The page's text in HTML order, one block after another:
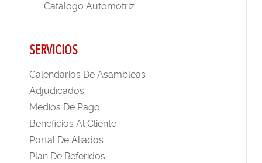
Catálogo Automotriz
SERVICIOS
Calendarios De Asambleas
Adjudicados
Medios De Pago
Beneficios Al Cliente
Portal De Aliados
Plan De Referidos